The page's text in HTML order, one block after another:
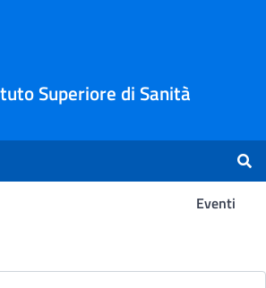
Superiore di Sanità
Eventi
Ricerca -